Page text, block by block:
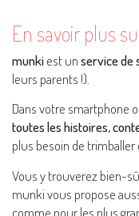
En savoir plus
munkiest unservice de
leurs parents !).
Dans votre smartphone
toutes les histoires,
plus besoin de trimballer
Vous y trouverez bien-
munki vous propose
comme pour les plus